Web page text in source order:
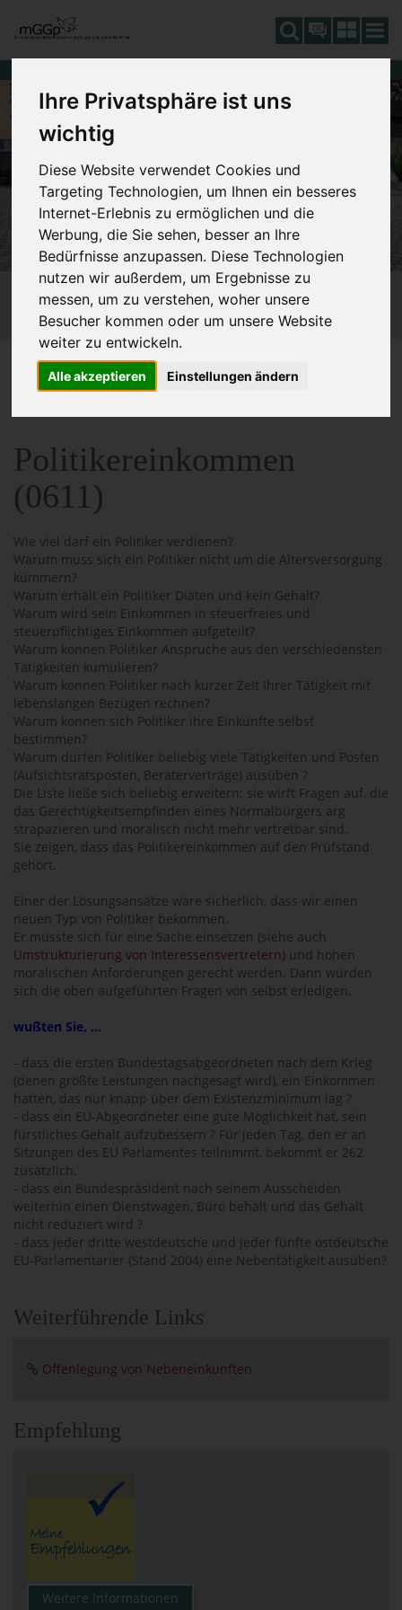
Ihre Privatsphäre ist uns
wichtig
Diese Website verwendet Cookies und
Targeting Technologien, um Ihnen ein besseres
Internet-Erlebnis zu ermöglichen und die
Werbung, die Sie sehen, besser an Ihre
Bedürfnisse anzupassen. Diese Technologien
nutzen wir außerdem, um Ergebnisse zu
messen, um zu verstehen, woher unsere
Besucher kommen oder um unsere Website
weiter zu entwickeln.
Alle akzeptieren Einstellungen ändern
DE
SIE SIND HIER: FINANZIERUNG
610_KOSTEN POLITIK
611_POLITIKEREINKOMMEN
Politikereinkommen
(0611)
Wie viel darf ein Politiker verdienen?
Warum muss sich ein Politiker nicht um die Altersversorgung
kümmern?
Warum erhält ein Politiker Diäten und kein Gehalt?
Warum wird sein Einkommen in steuerfreies und
steuerpflichtiges Einkommen aufgeteilt?
Warum können Politiker Ansprüche aus den verschiedensten
Tätigkeiten kumulieren?
Warum können Politiker nach kurzer Zeit Ihrer Tätigkeit mit
lebenslangen Bezügen rechnen?
Warum können sich Politiker ihre Einkünfte selbst
bestimmen?
Warum dürfen Politiker beliebig viele Tätigkeiten und Posten
(Aufsichtsratsposten, Beraterverträge) ausüben ?
Die Liste ließe sich beliebig erweitern; sie wirft Fragen auf, die
das Gerechtigkeitsempfinden eines Normalbürgers arg
strapazieren und moralisch nicht mehr vertretbar sind.
Sie zeigen, dass das Politikereinkommen auf den Prüfstand
gehört.
Einer der Lösungsansätze wäre sicherlich, dass wir einen
neuen Typ von Politiker bekommen.
Er müsste sich für eine Sache einsetzen (siehe auch
Umstrukturierung von Interessensvertretern) und hohen
moralischen Anforderungen gerecht werden. Dann würden
sich die oben aufgeführten Fragen von selbst erledigen.
wußten Sie, ...
- dass die ersten Bundestagsabgeordneten nach dem Krieg
(denen größte Leistungen nachgesagt wird), ein Einkommen
hatten, das nur knapp über dem Existenzminimum lag ?
- dass ein EU-Abgeordneter eine gute Möglichkeit hat, sein
fürstliches Gehalt aufzubessern ? Für jeden Tag, den er an
Sitzungen des EU Parlamentes teilnimmt, bekommt er 262 
zusätzlich.
- dass ein Bundespräsident nach seinem Ausscheiden
weiterhin einen Dienstwagen, Büro behält und das Gehalt
nicht reduziert wird ?
- dass jeder dritte westdeutsche und jeder fünfte ostdeutsche
EU-Parlamentarier (Stand 2004) eine Nebentätigkeit ausüben?
Weiterführende Links
Offenlegung von Nebeneinkünften
Empfehlung
Weitere Informationen